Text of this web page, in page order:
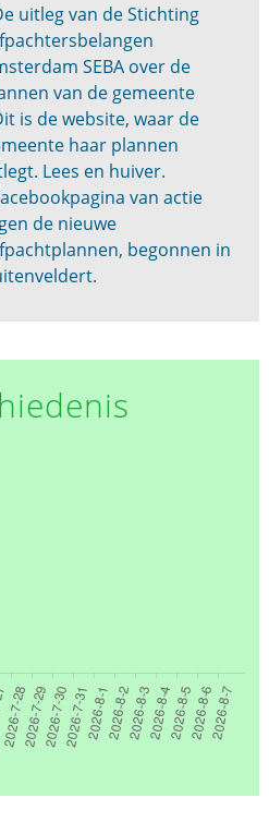
uitleg van de Stichting
SEBA over de
van de gemeente
is de website, waar de
haar plannen
Lees en huiver.
van actie
de nieuwe
begonnen in